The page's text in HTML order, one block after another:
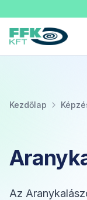
Fekete
Kezdőlap
Az